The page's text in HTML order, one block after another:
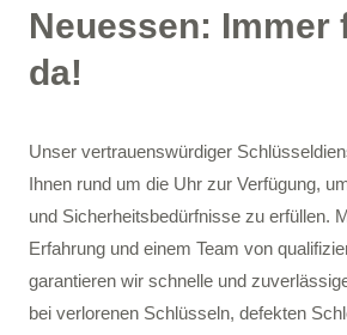
Neuessen: Immer
da!
Unser vertrauenswürdiger
Ihnen rund um die Uhr zur Verfügung,
und Sicherheitsbedürfnisse zu erfüllen.
Erfahrung und einem Team von
garantieren wir schnelle und
bei verlorenen Schlüsseln, defekten